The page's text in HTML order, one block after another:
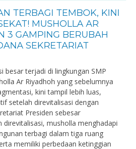
TERBAGI TEMBOK, KINI
MUSHOLLA AR
3 GAMPING BERUBAH
SEKRETARIAT
besar terjadi di lingkungan SMP
Ar Riyadhoh yang sebelumnya
kini tampil lebih luas,
setelah direvitalisasi dengan
Presiden sebesar
direvitalisasi, musholla menghadapi
terbagi dalam tiga ruang
memiliki perbedaan ketinggian